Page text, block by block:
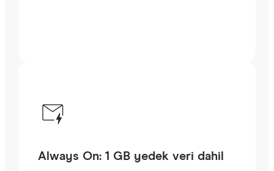
Always On: 1 GB yedek veri dahil